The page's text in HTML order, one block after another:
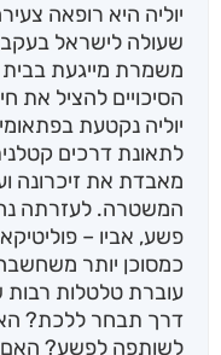
יוליה היא רופאה
שעולה לישראל
משמרת מייגעת
הסיכויים להציל את
יוליה נקטעת
לתאונת דרכים
מאבדת את זיכרונה
המשטרה. לעזרתה
פשע, אביו –
כמסוכן יותר
עוברת טלטלות רבות
דרך תבחר ללכת?
לשותפה לפשע?